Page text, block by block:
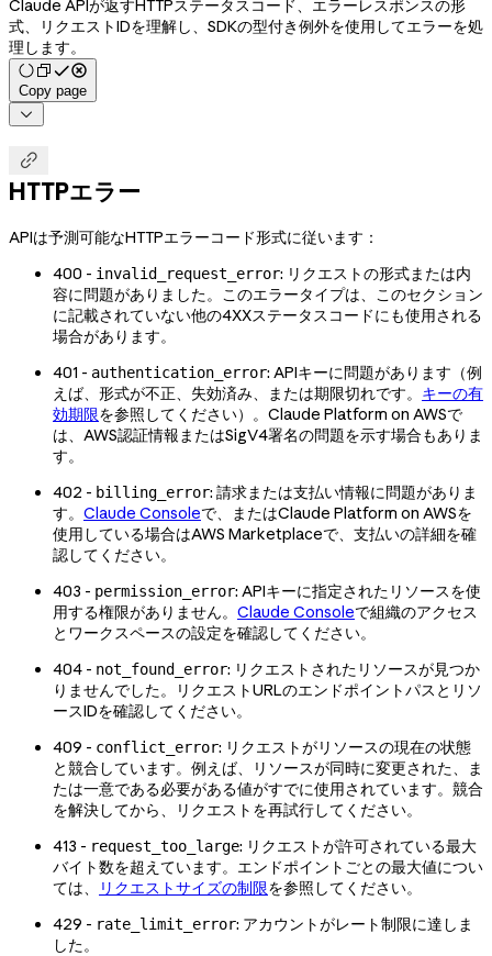
Claude APIが返すHTTPステータスコード、エラーレスポンスの形
式、リクエストIDを理解し、SDKの型付き例外を使用してエラーを処
理します。
Copy page


HTTPエラー
APIは予測可能なHTTPエラーコード形式に従います：
400 - invalid_request_error: リクエストの形式または内
容に問題がありました。このエラータイプは、このセクション
に記載されていない他の4XXステータスコードにも使用される
場合があります。
401 - authentication_error: APIキーに問題があります（例
えば、形式が不正、失効済み、または期限切れです。 キーの有
効期限を参照してください）。Claude Platform on AWSで
は、AWS認証情報またはSigV4署名の問題を示す場合もありま
す。
402 - billing_error: 請求または支払い情報に問題がありま
す。 Claude Consoleで、またはClaude Platform on AWSを
使用している場合はAWS Marketplaceで、支払いの詳細を確
認してください。
403 - permission_error: APIキーに指定されたリソースを使
用する権限がありません。 Claude Consoleで組織のアクセス
とワークスペースの設定を確認してください。
404 - not_found_error: リクエストされたリソースが見つか
りませんでした。リクエストURLのエンドポイントパスとリソ
ースIDを確認してください。
409 - conflict_error: リクエストがリソースの現在の状態
と競合しています。例えば、リソースが同時に変更された、ま
たは一意である必要がある値がすでに使用されています。競合
を解決してから、リクエストを再試行してください。
413 - request_too_large: リクエストが許可されている最大
バイト数を超えています。エンドポイントごとの最大値につい
ては、
リクエストサイズの制限を参照してください。
429 - rate_limit_error: アカウントがレート制限に達しま
した。